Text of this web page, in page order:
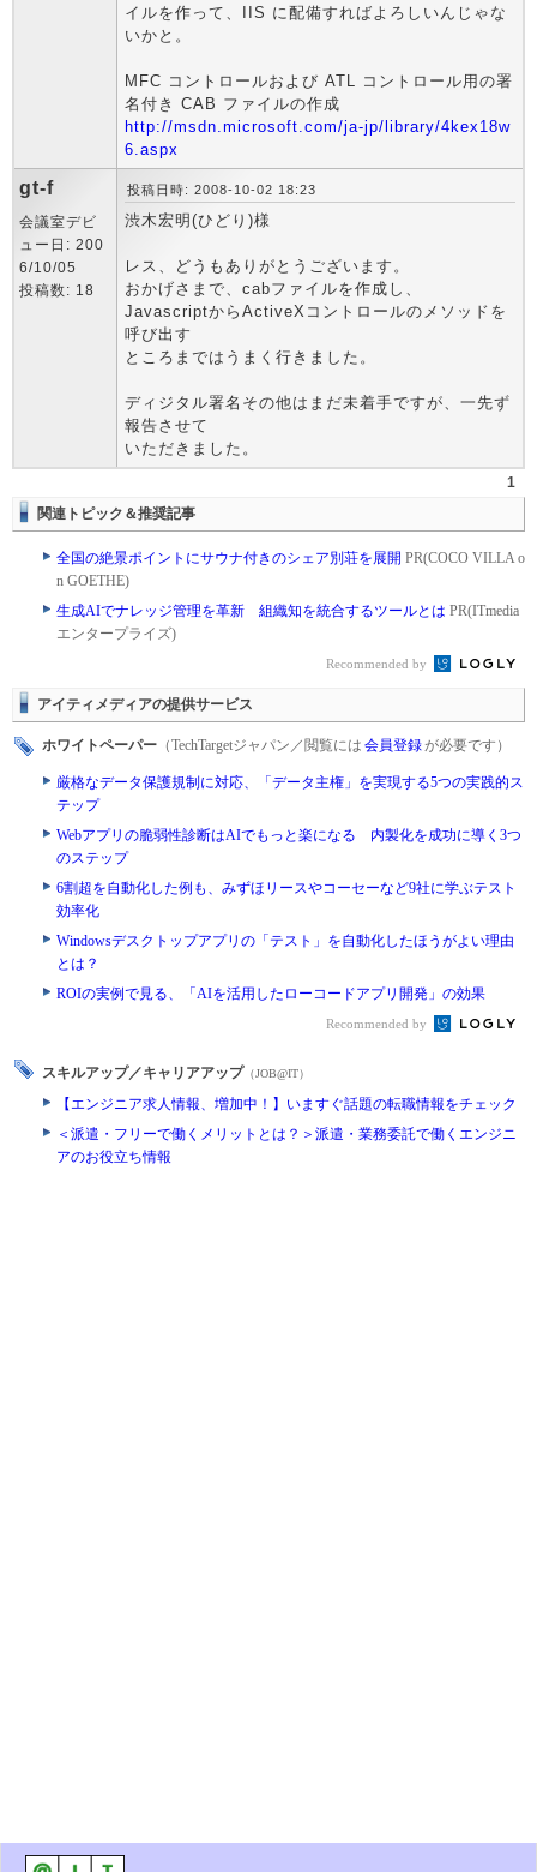
イルを作って、IIS に配備すればよろしいんじゃな
いかと。
MFC コントロールおよび ATL コントロール用の署
名付き CAB ファイルの作成
http://msdn.microsoft.com/ja-jp/library/4kex18w
6.aspx
gt-f
会議室デビ
ュー日: 200
6/10/05
投稿数: 18
投稿日時: 2008-10-02 18:23
渋木宏明(ひどり)様
レス、どうもありがとうございます。
おかげさまで、cabファイルを作成し、
JavascriptからActiveXコントロールのメソッドを
呼び出す
ところまではうまく行きました。
ディジタル署名その他はまだ未着手ですが、一先ず
報告させて
いただきました。
1
関連トピック＆推奨記事
全国の絶景ポイントにサウナ付きのシェア別荘を展開 PR(COCO VILLA o
n GOETHE)
生成AIでナレッジ管理を革新 組織知を統合するツールとは PR(ITmedia
エンタープライズ)
Recommended by
アイティメディアの提供サービス
ホワイトペーパー （TechTargetジャパン／閲覧には 会員登録が必要です）
厳格なデータ保護規制に対応、「データ主権」を実現する5つの実践的ス
テップ
Webアプリの脆弱性診断はAIでもっと楽になる 内製化を成功に導く3つ
のステップ
6割超を自動化した例も、みずほリースやコーセーなど9社に学ぶテスト
効率化
Windowsデスクトップアプリの「テスト」を自動化したほうがよい理由
とは？
ROIの実例で見る、「AIを活用したローコードアプリ開発」の効果
Recommended by
スキルアップ／キャリアアップ （JOB@IT）
【エンジニア求人情報、増加中！】いますぐ話題の転職情報をチェック
＜派遣・フリーで働くメリットとは？＞派遣・業務委託で働くエンジニ
アのお役立ち情報